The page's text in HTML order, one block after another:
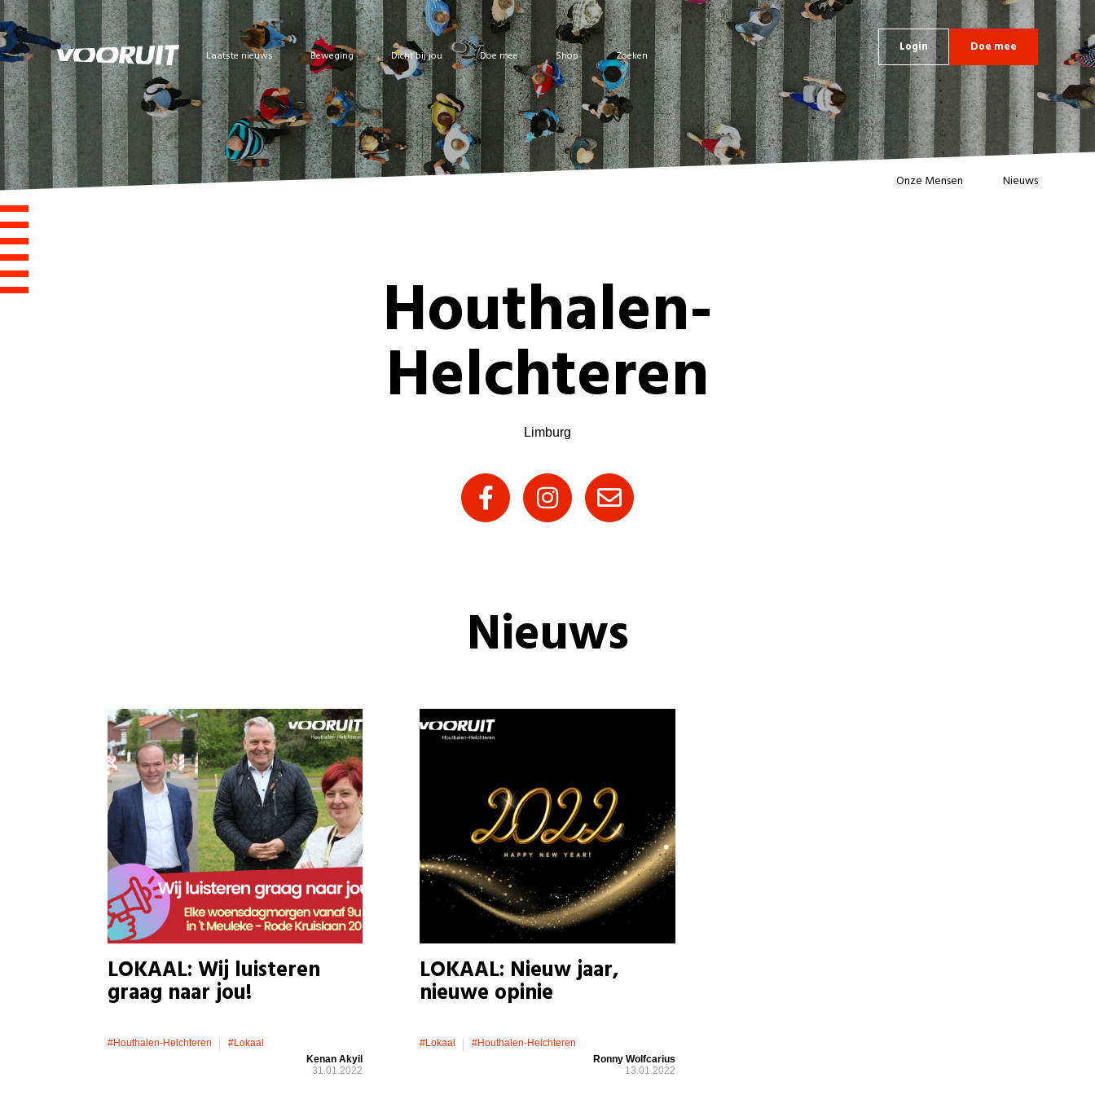
Laatste nieuws Beweging Dicht bij jou Doe mee Shop Zoeken
Login Doe mee
Onze Mensen Nieuws
Houthalen-
Helchteren
Limburg
Nieuws
LOKAAL: Wij luisteren
graag naar jou!
#houthalen-Helchteren
#lokaal
Kenan Akyil
31.01.2022
LOKAAL: Nieuw jaar,
nieuwe opinie
#lokaal
#houthalen-Helchteren
Ronny Wolfcarius
13.01.2022